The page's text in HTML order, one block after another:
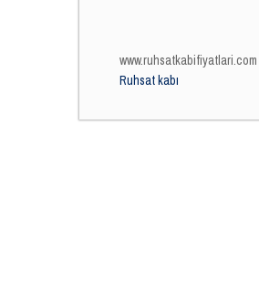
Ruhsat kabı